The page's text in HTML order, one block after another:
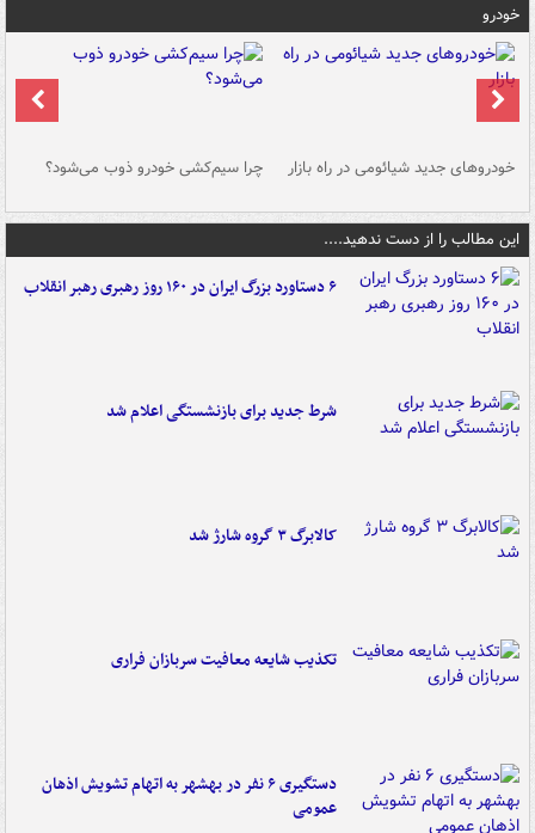
خودرو
خودروهای جدید شیائومی در راه بازار چرا سیم‌کشی خودرو ذوب می‌شود؟
این مطالب را از دست ندهید....
۶ دستاورد بزرگ ایران در ۱۶۰ روز رهبری رهبر انقلاب
شرط جدید برای بازنشستگی اعلام شد
کالابرگ ۳ گروه شارژ شد
تکذیب شایعه معافیت سربازان فراری
دستگیری ۶ نفر در بهشهر به اتهام تشویش اذهان
عمومی